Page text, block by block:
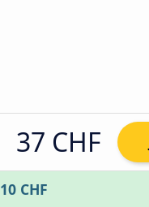
37 CHF
10 CHF